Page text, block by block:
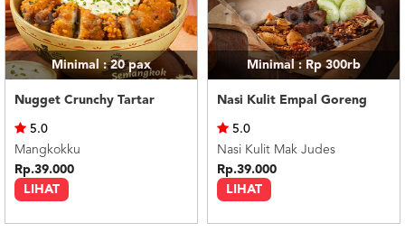
Minimal : 20pax
Nugget Crunchy Tartar
LIHAT
5.0
Mangkokku
Rp.39.000
Minimal : Rp 300rb
Nasi Kulit Empal Goreng
LIHAT
5.0
Nasi Kulit Mak Judes
Rp.39.000